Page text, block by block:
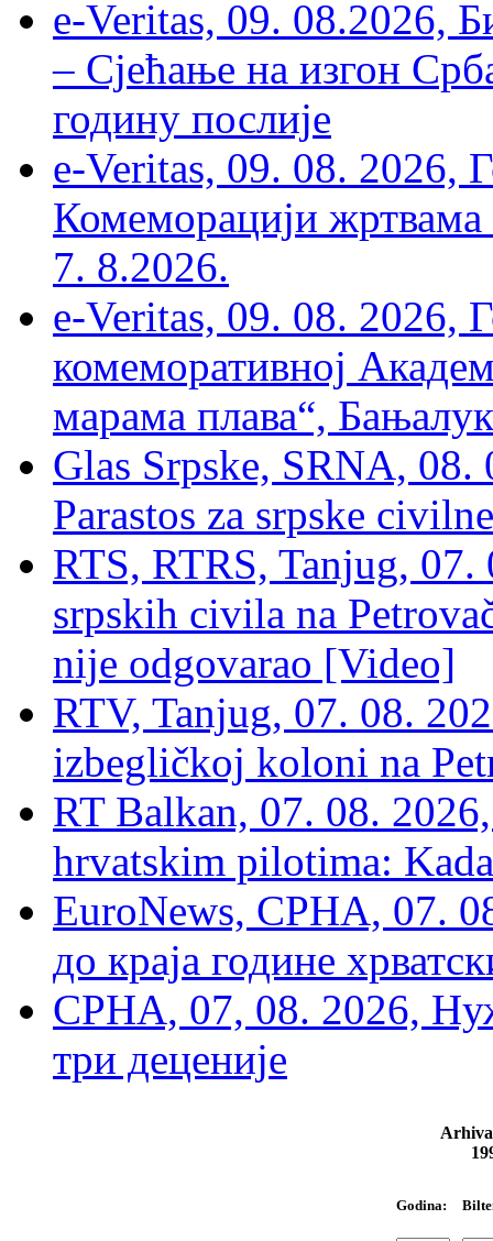
e-Veritas, 09. 08.2026,
– Сјећање на изгон
годину послије
e-Veritas, 09. 08. 2026,
Комеморацији жртвама
7. 8.2026.
e-Veritas, 09. 08. 2026,
комеморативној
марама плава“,
Glas Srpske, SRNA,
Parastos za srpske
RTS, RTRS, Tanjug,
srpskih civila na
nije odgovarao [Video]
RTV, Tanjug, 07. 08.
izbegličkoj koloni na
RT Balkan, 07. 08.
hrvatskim pilotima:
EuroNews, СРНА, 07.
до краја године
СРНА, 07, 08. 2026,
три деценије
Godina: